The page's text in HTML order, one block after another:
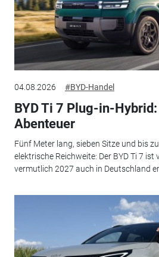
04.08.2026 #BYD-Handel
BYD Ti 7 Plug-in-
Abenteuer
Fünf Meter lang, sieben Sitze und bis
elektrische Reichweite: Der BYD Ti 7
vermutlich 2027 auch in Deutschland